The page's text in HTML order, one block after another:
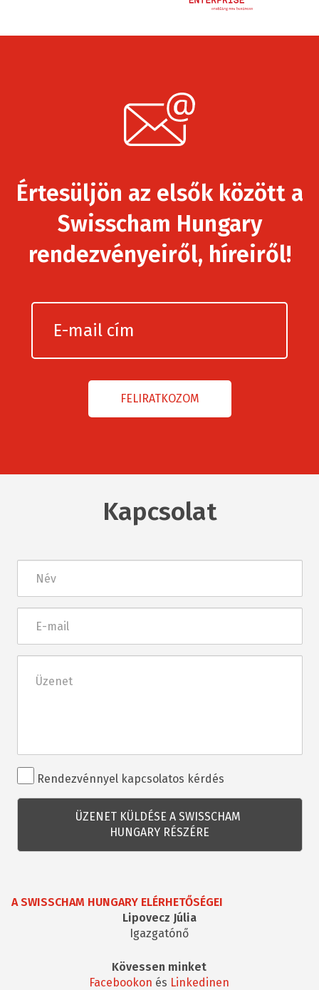
Értesüljön az elsők között a
Swisscham Hungary
rendezvényeiről, híreiről!
Kapcsolat
mail
Rendezvénnyel
kapcsolatos
kérdés
Rendezvénnyel kapcsolatos kérdés
A SWISSCHAM HUNGARY ELÉRHETŐSÉGEI
Lipovecz Júlia
Igazgatónő
Kövessen minket
Facebookon és Linkedinen